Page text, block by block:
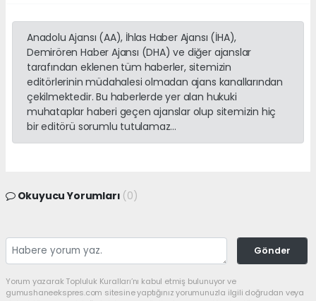
Anadolu Ajansı (AA), İhlas Haber Ajansı (İHA),
Demirören Haber Ajansı (DHA) ve diğer ajanslar
tarafından eklenen tüm haberler, sitemizin
editörlerinin müdahalesi olmadan ajans kanallarından
çekilmektedir. Bu haberlerde yer alan hukuki
muhataplar haberi geçen ajanslar olup sitemizin hiç
bir editörü sorumlu tutulamaz...
Okuyucu Yorumları (0)
Gönder
Yorum yazarak Topluluk Kuralları’nı kabul etmiş bulunuyor ve
gumushaneekspres.com sitesine yaptığınız yorumunuzla ilgili doğrudan veya